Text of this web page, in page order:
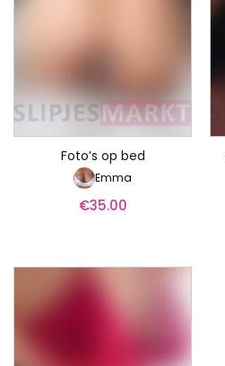
Foto’s op bed
Emma
€35.00